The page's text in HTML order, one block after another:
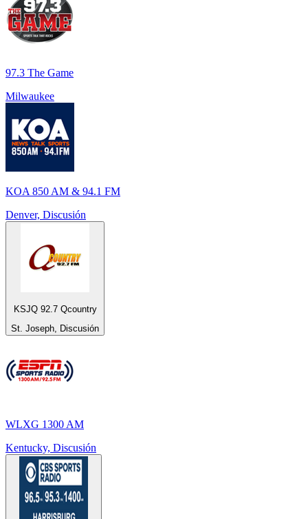
97.3 The Game
Milwaukee
KOA 850 AM & 94.1 FM
Denver, Discusión
KSJQ 92.7 Qcountry
St. Joseph, Discusión
WLXG 1300 AM
Kentucky, Discusión